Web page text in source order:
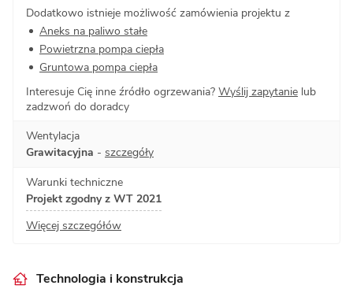
Dodatkowo istnieje możliwość zamówienia projektu z
Aneks na paliwo stałe
Powietrzna pompa ciepła
Gruntowa pompa ciepła
Interesuje Cię inne źródło ogrzewania? Wyślij zapytanie lub
zadzwoń do doradcy
Wentylacja
Grawitacyjna - szczegóły
Warunki techniczne
Projekt zgodny z WT 2021
Więcej szczegółów
Technologia i konstrukcja